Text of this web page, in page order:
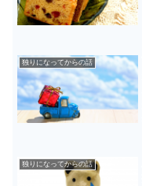
独りになってからの話
独りになってからの話